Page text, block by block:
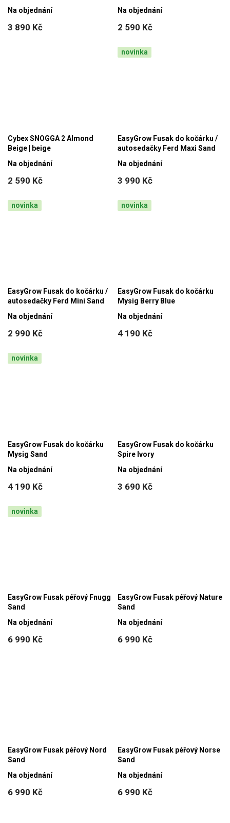
3 890 Kč
Na objednání
2 590 Kč
Na objednání
Cybex SNOGGA 2 Almond
Beige | beige
2 590 Kč
Na objednání
novinka
EasyGrow Fusak do kočárku /
autosedačky Ferd Maxi Sand
3 990 Kč
Na objednání
novinka
EasyGrow Fusak do kočárku /
autosedačky Ferd Mini Sand
2 990 Kč
Na objednání
novinka
EasyGrow Fusak do kočárku
Mysig Berry Blue
4 190 Kč
Na objednání
novinka
EasyGrow Fusak do kočárku
Mysig Sand
4 190 Kč
Na objednání
EasyGrow Fusak do kočárku
Spire Ivory
3 690 Kč
Na objednání
novinka
EasyGrow Fusak péřový Fnugg
Sand
6 990 Kč
Na objednání
EasyGrow Fusak péřový Nature
Sand
6 990 Kč
Na objednání
EasyGrow Fusak péřový Nord
Sand
6 990 Kč
Na objednání
EasyGrow Fusak péřový Norse
Sand
6 990 Kč
Na objednání